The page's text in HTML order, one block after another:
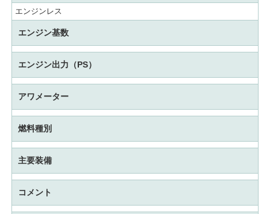
エンジンレス
エンジン基数
エンジン出力（PS）
アワメーター
燃料種別
主要装備
コメント